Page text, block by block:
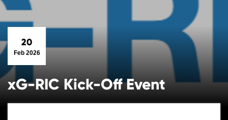
20
Feb 2026
xG-RIC Kick-Off Event